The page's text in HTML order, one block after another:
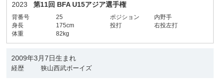
2023 第11回 BFA U15アジア選手権
背番号 25 ポジション
内野手
身長
175cm 投打
右投左打
体重
82kg
2009年3月7日生まれ
経歴 狭山西武ボーイズ